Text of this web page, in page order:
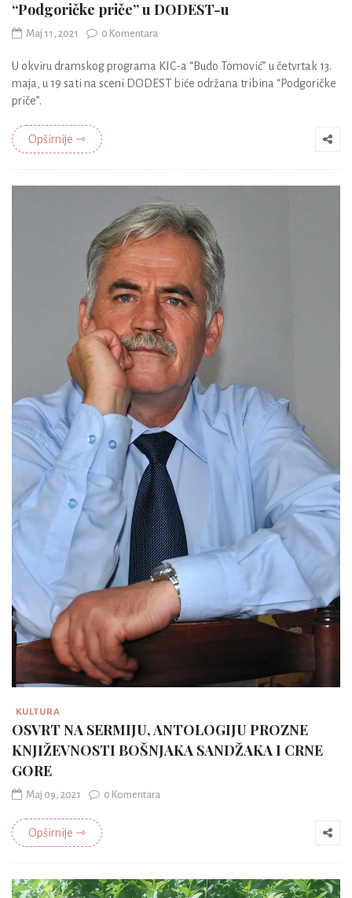
“Podgoričke priče” u DODEST-u
Maj 11, 2021 0 Komentara
U okviru dramskog programa KIC-a “Budo Tomović” u četvrtak 13.
maja, u 19 sati na sceni DODEST biće održana tribina “Podgoričke
priče”.
Opširnije ⇾
KULTURA
OSVRT NA SERMIJU, ANTOLOGIJU PROZNE
KNJIŽEVNOSTI BOŠNJAKA SANDŽAKA I CRNE
GORE
Maj 09, 2021 0 Komentara
Opširnije ⇾